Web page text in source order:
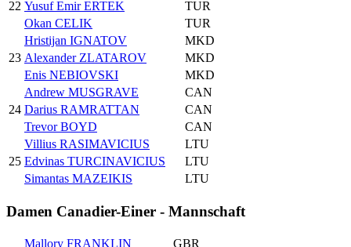
22 Yusuf Emir ERTEK
TUR
Okan CELIK
TUR
23
Hristijan IGNATOV
MKD
Alexander ZLATAROV
MKD
Enis NEBIOVSKI
MKD
24
Andrew MUSGRAVE
CAN
Darius RAMRATTAN
CAN
Trevor BOYD
CAN
25
Villius RASIMAVICIUS
LTU
Edvinas TURCINAVICIUS
LTU
Simantas MAZEIKIS
LTU
Damen Canadier-Einer - Mannschaft
Mallory FRANKLIN
GBR